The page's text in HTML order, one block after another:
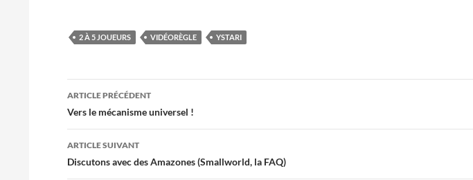
2 À 5 JOUEURS VIDÉORÈGLE YSTARI
Navigation
des
articles
ARTICLE PRÉCÉDENT
Vers le mécanisme universel !
ARTICLE SUIVANT
Discutons avec des Amazones (Smallworld, la FAQ)